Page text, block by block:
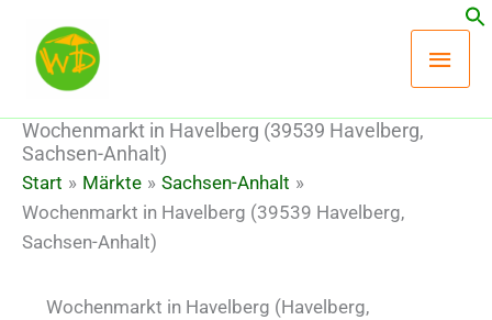
Inhalt
springen
Wochenmarkt in Havelberg (39539 Havelberg,
Sachsen-Anhalt)
Start Märkte
Sachsen-Anhalt
Wochenmarkt in Havelberg (39539 Havelberg,
Sachsen-Anhalt)
Wochenmarkt in Havelberg (Havelberg,